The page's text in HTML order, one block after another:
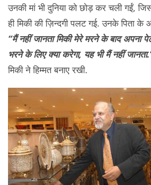
उनकी मां भी दुनिया को छोड़ कर चली गईं,
ही मिकी की ज़िन्दगी पलट गई. उनके पिता के
“मैं नहीं जानता मिकी मेरे मरने के बाद अपना
भरने के लिए क्या करेगा, यह भी मैं नहीं
मिकी ने हिम्मत बनाए रखी.